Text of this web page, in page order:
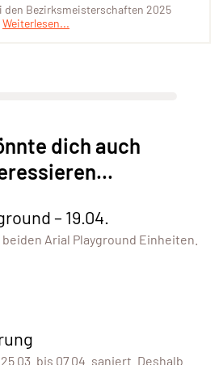
den Bezirksmeisterschaften 2025
Weiterlesen...
dich auch
– 19.04.
Arial Playground Einheiten.
bis 07.04. saniert. Deshalb